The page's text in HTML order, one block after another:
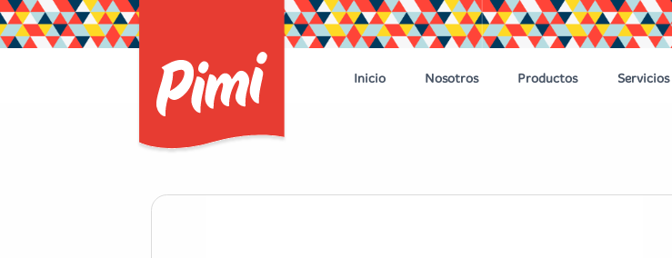
Inicio Nosotros Productos Servicios